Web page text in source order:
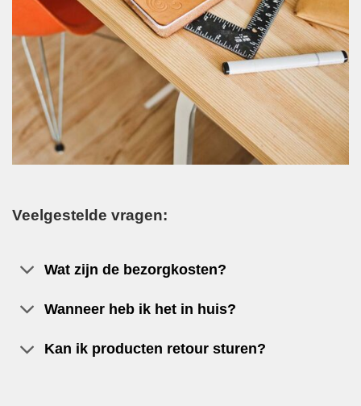
Veelgestelde vragen:
Wat zijn de bezorgkosten?
Wanneer heb ik het in huis?
Kan ik producten retour sturen?